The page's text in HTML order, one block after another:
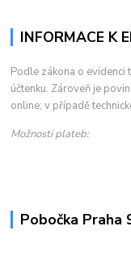
INFORMACE K
Podle zákona o
účtenku. Zároveň je
online; v případě
Možnosti plateb:
Pobočka Praha